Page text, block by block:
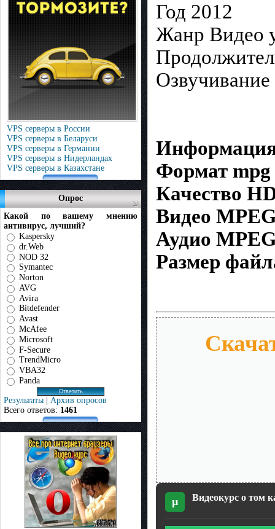
VPS серверы в России
VPS серверы в Беларуси
VPS серверы в Германии
VPS серверы в Нидерландах
VPS серверы в Казахстане
Опрос
Какой по вашему мнению
антивирус, лучший?
Kaspersky
dr.Web
NOD 32
Symantec
Norton
AVG
Avira
Bitdefender
Avast
McAfee
Microsoft
F-Secure
TrendMicro
VBA32
Panda
Результаты | Архив опросов
Всего ответов: 1461
Год 2012
Жанр Видео
Формат mpg
Качество
Видео
Аудио
Размер
µ Видеокурc о том